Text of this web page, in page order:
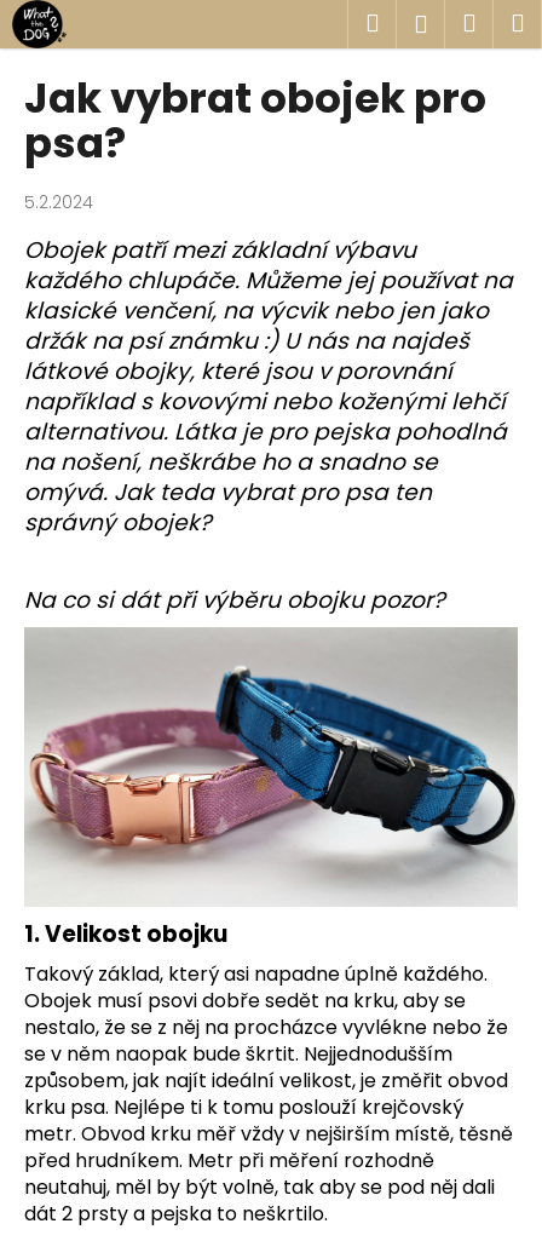
Přejít
na
obsah
Hledat
Jak vybrat obojek pro
psa?
5.2.2024
Obojek patří mezi základní výbavu
každého chlupáče. Můžeme jej používat na
klasické venčení, na výcvik nebo jen jako
držák na psí známku :) U nás na najdeš
látkové obojky, které jsou v porovnání
například s kovovými nebo koženými lehčí
alternativou. Látka je pro pejska pohodlná
na nošení, neškrábe ho a snadno se
omývá. Jak teda vybrat pro psa ten
správný obojek?
Na co si dát při výběru obojku pozor?
1. Velikost obojku
Takový základ, který asi napadne úplně každého.
Obojek musí psovi dobře sedět na krku, aby se
nestalo, že se z něj na procházce vyvlékne nebo že
se v něm naopak bude škrtit. Nejjednodušším
způsobem, jak najít ideální velikost, je změřit obvod
krku psa. Nejlépe ti k tomu poslouží krejčovský
metr. Obvod krku měř vždy v nejširším místě, těsně
před hrudníkem. Metr při měření rozhodně
neutahuj, měl by být volně, tak aby se pod něj dali
dát 2 prsty a pejska to neškrtilo.
K
o
C
o
p
t
ř
e
b
u
j
e
t
e
n
j
í
HLEDAT
D
p
o
r
u
č
u
j
e
m
e